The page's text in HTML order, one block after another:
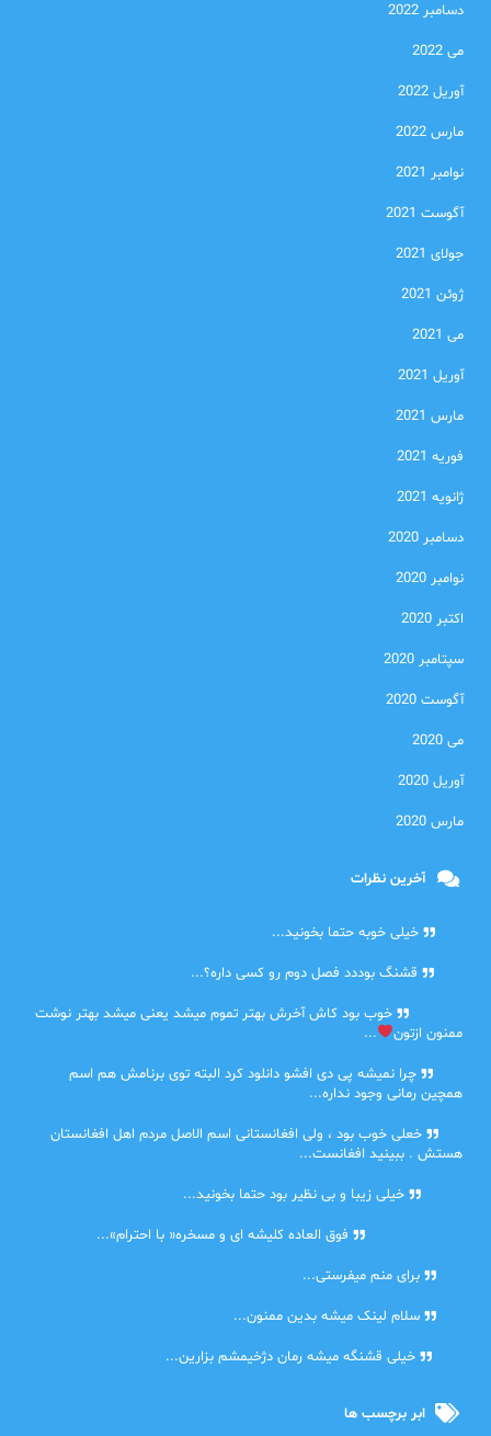
دسامبر 2022
می 2022
آوریل 2022
مارس 2022
نوامبر 2021
آگوست 2021
جولای 2021
ژوئن 2021
می 2021
آوریل 2021
مارس 2021
فوریه 2021
ژانویه 2021
دسامبر 2020
نوامبر 2020
اکتبر 2020
سپتامبر 2020
آگوست 2020
می 2020
آوریل 2020
مارس 2020
آخرین نظرات
خیلی خوبه حتما بخونید...
قشنگ بوددد فصل دوم رو کسی داره؟...
خوب بود کاش آخرش بهتر تموم میشد یعنی میشد بهتر نوشت
ممنون ازتون
...
چرا نمیشه پی دی افشو دانلود کرد البته توی برنامش هم اسم
همچین رمانی وجود نداره...
خعلی خوب بود ، ولی افغانستانی اسم الاصل مردم اهل افغانستان
هستش . ببینید افغانست...
خیلی زیبا و بی نظیر بود حتما بخونید...
فوق العاده کلیشه ای و مسخره« با احترام»...
برای منم میفرستی...
سلام لینک میشه بدین ممنون...
خیلی قشنگه میشه رمان دژخیمشم بزارین...
ابر برچسب ها